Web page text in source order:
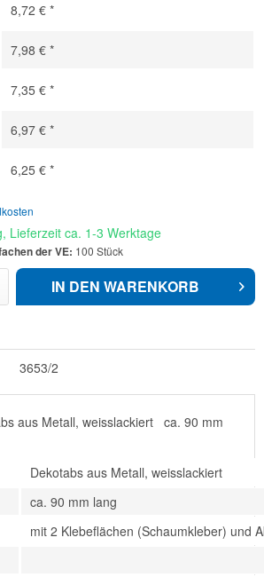
8,72 € *
7,98 € *
7,35 € *
6,97 € *
6,25 € *
Lieferzeit ca. 1-3 Werktage
der VE: 100 Stück
IN DEN WARENKORB
3653/2
aus Metall, weisslackiert ca. 90 mm
Dekotabs aus Metall, weisslackiert
ca. 90 mm lang
mit 2 Klebeflächen (Schaumkleber) und